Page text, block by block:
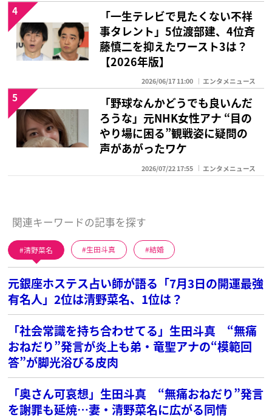
「一生テレビで見たくない不祥
事タレント」5位渡部建、4位斉
藤慎二を抑えたワースト3は？
【2026年版】
2026/06/17 11:00 エンタメニュース
4
「野球なんかどうでも良いんだ
ろうな」元NHK女性アナ “目の
やり場に困る”観戦姿に疑問の
声があがったワケ
2026/07/22 17:55 エンタメニュース
5
関連キーワードの記事を探す
清野菜名 生田斗真 結婚
元銀座ホステス占い師が語る「7月3日の開運最強
有名人」2位は清野菜名、1位は？
「社会常識を持ち合わせてる」生田斗真 “無痛
おねだり”発言が炎上も弟・竜聖アナの“模範回
答”が脚光浴びる皮肉
「奥さん可哀想」生田斗真 “無痛おねだり”発言
を謝罪も延焼…妻・清野菜名に広がる同情